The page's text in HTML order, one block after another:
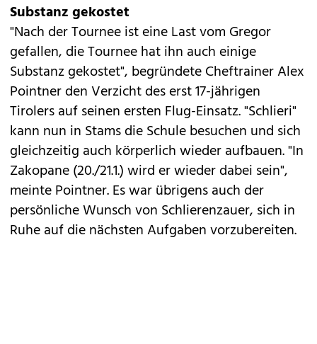
Substanz gekostet
"Nach der Tournee ist eine Last vom Gregor
gefallen, die Tournee hat ihn auch einige
Substanz gekostet", begründete Cheftrainer Alex
Pointner den Verzicht des erst 17-jährigen
Tirolers auf seinen ersten Flug-Einsatz. "Schlieri"
kann nun in Stams die Schule besuchen und sich
gleichzeitig auch körperlich wieder aufbauen. "In
Zakopane (20./21.1.) wird er wieder dabei sein",
meinte Pointner. Es war übrigens auch der
persönliche Wunsch von Schlierenzauer, sich in
Ruhe auf die nächsten Aufgaben vorzubereiten.